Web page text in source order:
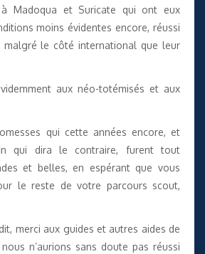
à Madoqua et Suricate qui ont eux
moins évidentes encore, réussi
malgré le côté international que leur
aux néo-totémisés et aux
qui cette années encore, et
qui dira le contraire, furent tout
et belles, en espérant que vous
le reste de votre parcours scout,
merci aux guides et autres aides de
n’aurions sans doute pas réussi